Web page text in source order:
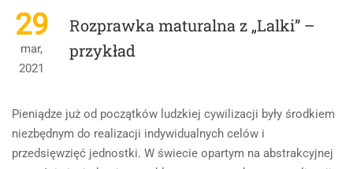
PRZYKŁAD
ROZPRAWKI
NA
37
29
mar,
2021
Rozprawka maturalna z „Lalki” –
przykład
Pieniądze już od początków ludzkiej cywilizacji były środkiem
niezbędnym do realizacji indywidualnych celów i
przedsięwzięć jednostki. W świecie opartym na abstrakcyjnej